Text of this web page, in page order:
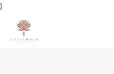
}